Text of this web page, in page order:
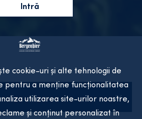
Intră
cookie-uri și alte tehnologii de
pentru a menține funcționalitatea
utilizarea site-urilor noastre,
și conținut personalizat în